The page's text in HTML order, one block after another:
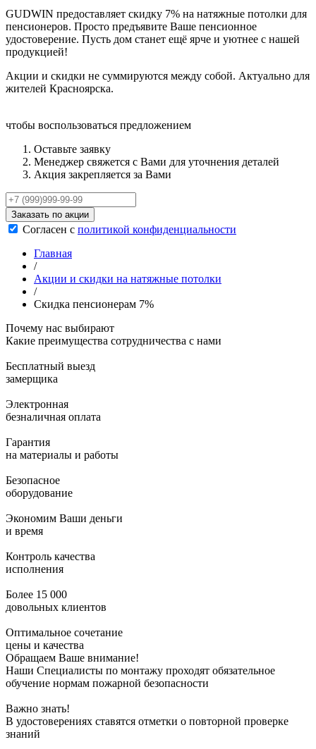
GUDWIN предоставляет скидку 7% на натяжные потолки для
пенсионеров. Просто предъявите Ваше пенсионное
удостоверение. Пусть дом станет ещё ярче и уютнее с нашей
продукцией!
Акции и скидки не суммируются между собой. Актуально для
жителей Красноярска.
чтобы воспользоваться предложением
Оставьте заявку
Менеджер свяжется с Вами для уточнения деталей
Акция закрепляется за Вами
Заказать по акции
Согласен с политикой конфиденциальности
Главная
/
Акции и скидки на натяжные потолки
/
Скидка пенсионерам 7%
Почему нас выбирают
Какие преимущества сотрудничества с нами
Бесплатный выезд
замерщика
Электронная
безналичная оплата
Гарантия
на материалы и работы
Безопасное
оборудование
Экономим Ваши деньги
и время
Контроль качества
исполнения
Более 15 000
довольных клиентов
Оптимальное сочетание
цены и качества
Обращаем Ваше внимание!
Наши Специалисты по монтажу проходят обязательное
обучение нормам пожарной безопасности
Важно знать!
В удостоверениях ставятся отметки о повторной проверке
знаний